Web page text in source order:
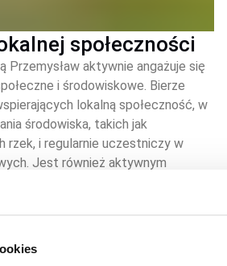
społeczności
Przemysław aktywnie angażuje się
i środowiskowe. Bierze
lokalną społeczność, w
środowiska, takich jak
rzek, i regularnie uczestniczy w
Jest również aktywnym
mieszka i pracuje.